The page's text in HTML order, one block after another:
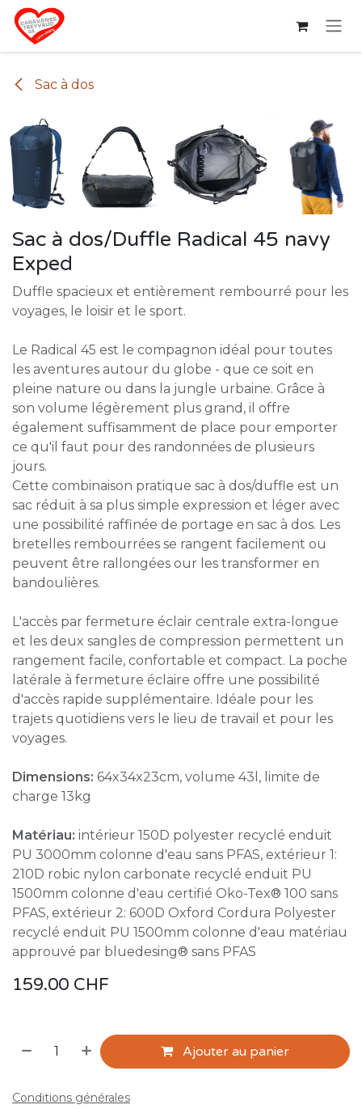
Se rendre au contenu
Sac à dos
Sac à dos/Duffle Radical 45 navy
Exped
Duffle spacieux et entièrement rembourré pour les
voyages, le loisir et le sport.
Le Radical 45 est le compagnon idéal pour toutes
les aventures autour du globe - que ce soit en
pleine nature ou dans la jungle urbaine. Grâce à
son volume légèrement plus grand, il offre
également suffisamment de place pour emporter
ce qu'il faut pour des randonnées de plusieurs
jours.
Cette combinaison pratique sac à dos/duffle est un
sac réduit à sa plus simple expression et léger avec
une possibilité raffinée de portage en sac à dos. Les
bretelles rembourrées se rangent facilement ou
peuvent être rallongées our les transformer en
bandoulières.
L'accès par fermeture éclair centrale extra-longue
et les deux sangles de compression permettent un
rangement facile, confortable et compact. La poche
latérale à fermeture éclaire offre une possibilité
d'accès rapide supplémentaire. Idéale pour les
trajets quotidiens vers le lieu de travail et pour les
voyages.
Dimensions: 64x34x23cm, volume 43l, limite de
charge 13kg
Matériau: intérieur 150D polyester recyclé enduit
PU 3000mm colonne d'eau sans PFAS, extérieur 1:
210D robic nylon carbonate recyclé enduit PU
1500mm colonne d'eau certifié Oko-Tex® 100 sans
PFAS, extérieur 2: 600D Oxford Cordura Polyester
recyclé enduit PU 1500mm colonne d'eau matériau
approuvé par bluedesing® sans PFAS
159.00 CHF
Ajouter au panier
Conditions générales